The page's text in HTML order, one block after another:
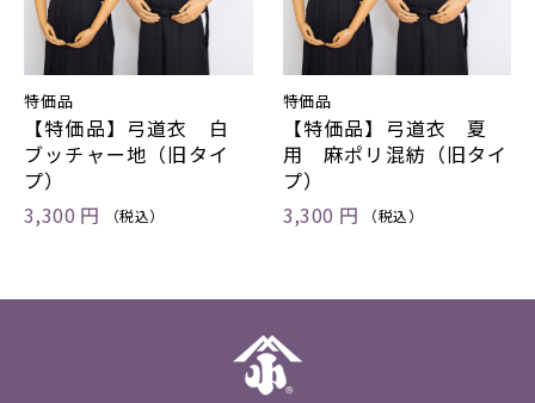
特価品
【特価品】弓道衣 白
ブッチャー地（旧タイ
プ）
3,300 円
（税込）
特価品
【特価品】弓道衣 夏
用 麻ポリ混紡（旧タイ
プ）
3,300 円
（税込）